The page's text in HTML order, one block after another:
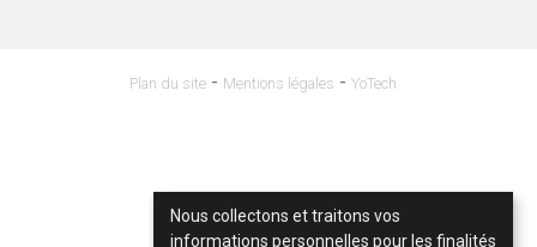
Plan du site - Mentions légales - YoTech
Nous collectons et traitons vos
informations personnelles pour les finalités